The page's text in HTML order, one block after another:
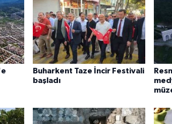
Buharkent Taze İncir Festivali
başladı